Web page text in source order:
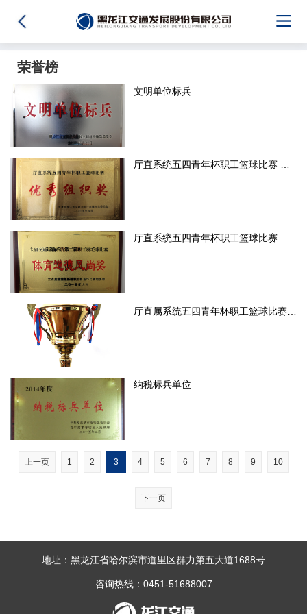
荣誉榜
文明单位标兵
厅直属系统五四青年杯职工篮球比赛三等奖
纳税标兵单位
上一页 1 2 3 4 5 6 7 8 9 10
下一页
地址：黑龙江省哈尔滨市道里区群力第五大道1688号
咨询热线：0451-51688007